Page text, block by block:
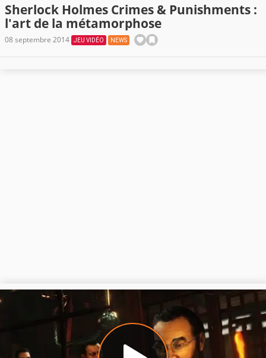
Sherlock Holmes Crimes & Punishments :
l'art de la métamorphose
08 septembre 2014 JEU VIDÉO NEWS